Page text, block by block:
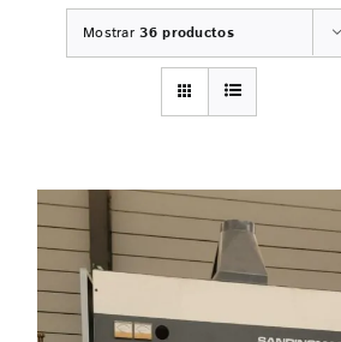
SERVICIO TÉCNICO
CONTACTO
Mostrar36 productos